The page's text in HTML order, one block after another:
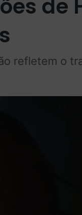
de
refletem o